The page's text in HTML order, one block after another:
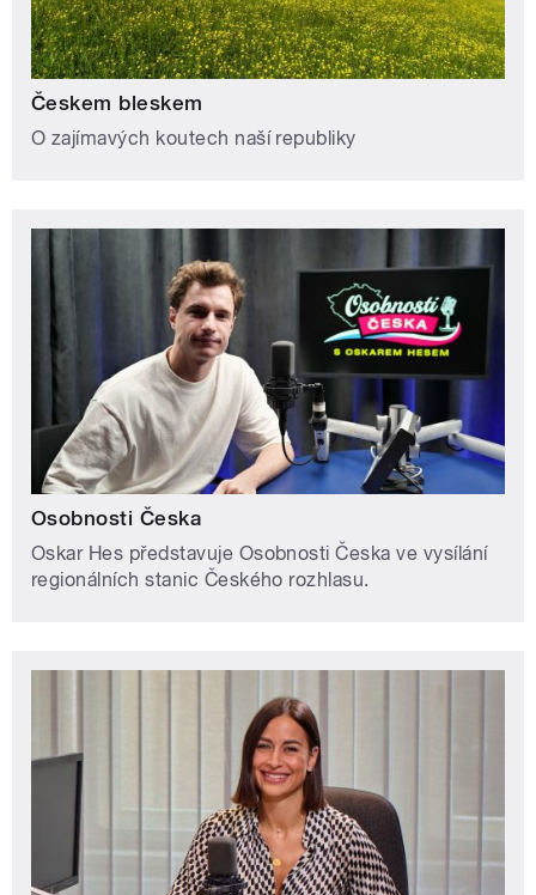
Českem bleskem
O zajímavých koutech naší republiky
Osobnosti Česka
Oskar Hes představuje Osobnosti Česka ve vysílání
regionálních stanic Českého rozhlasu.